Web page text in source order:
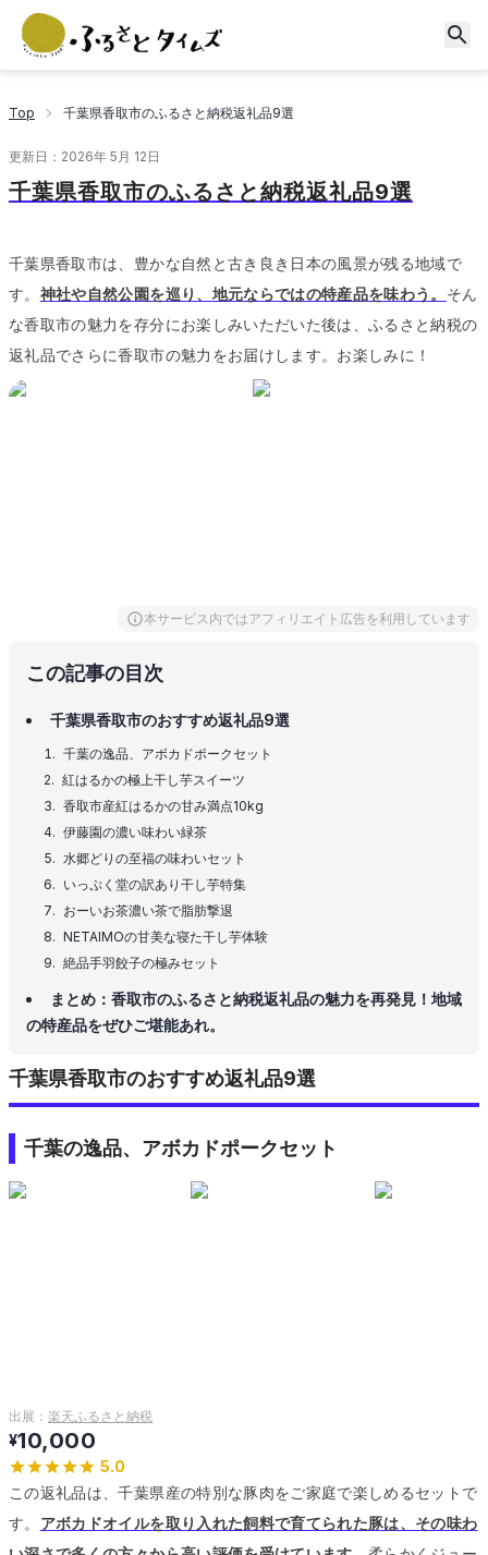
Top 千葉県香取市のふるさと納税返礼品9選
更新日： 2026年 5月 12日
千葉県香取市のふるさと納税返礼品9選
千葉県香取市は、豊かな自然と古き良き日本の風景が残る地域で
す。 神社や自然公園を巡り、地元ならではの特産品を味わう。 そん
な香取市の魅力を存分にお楽しみいただいた後は、ふるさと納税の
返礼品でさらに香取市の魅力をお届けします。 お楽しみに！
本サービス内ではアフィリエイト広告を利用しています
この記事の目次
千葉県香取市のおすすめ返礼品9選
千葉の逸品、アボカドポークセット
紅はるかの極上干し芋スイーツ
香取市産紅はるかの甘み満点10kg
伊藤園の濃い味わい緑茶
水郷どりの至福の味わいセット
いっぷく堂の訳あり干し芋特集
おーいお茶濃い茶で脂肪撃退
NETAIMOの甘美な寝た干し芋体験
絶品手羽餃子の極みセット
まとめ：香取市のふるさと納税返礼品の魅力を再発見！地域
の特産品をぜひご堪能あれ。
千葉県香取市のおすすめ返礼品9選
千葉の逸品、アボカドポークセット
出展： 楽天ふるさと納税
¥10,000
5.0
この返礼品は、千葉県産の特別な豚肉をご家庭で楽しめるセットで
す。 アボカドオイルを取り入れた飼料で育てられた豚は、その味わ